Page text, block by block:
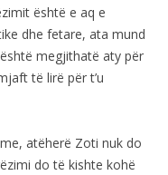
është e aq e
dhe fetare, ata mund
megjithatë aty për
të lirë për t’u
atëherë Zoti nuk do
do të kishte kohë